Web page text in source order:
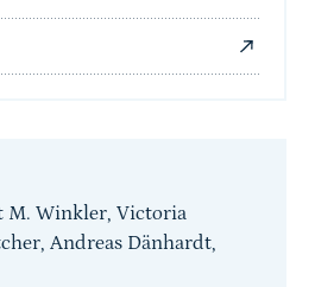
M. Winkler, Victoria
Andreas Dänhardt,